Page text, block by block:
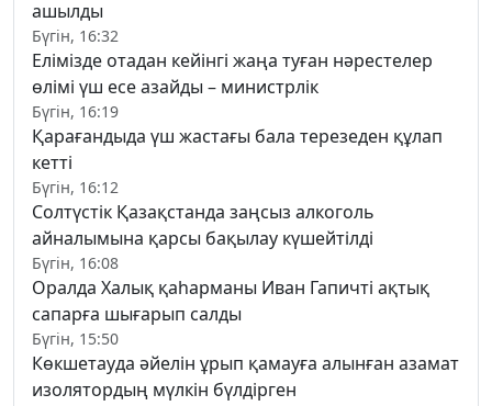
ашылды
Бүгін, 16:32
Елімізде отадан кейінгі жаңа туған нәрестелер
өлімі үш есе азайды – министрлік
Бүгін, 16:19
Қарағандыда үш жастағы бала терезеден құлап
кетті
Бүгін, 16:12
Солтүстік Қазақстанда заңсыз алкоголь
айналымына қарсы бақылау күшейтілді
Бүгін, 16:08
Оралда Халық қаһарманы Иван Гапичті ақтық
сапарға шығарып салды
Бүгін, 15:50
Көкшетауда әйелін ұрып қамауға алынған азамат
изолятордың мүлкін бүлдірген